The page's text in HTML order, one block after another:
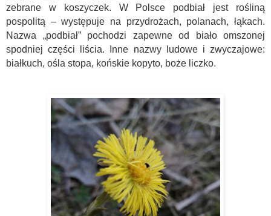
zebrane w koszyczek. W Polsce podbiał jest rośliną
pospolitą – występuje na przydrożach, polanach, łąkach.
Nazwa „podbiał” pochodzi zapewne od biało omszonej
spodniej części liścia. Inne nazwy ludowe i zwyczajowe:
białkuch, ośla stopa, końskie kopyto, boże liczko.